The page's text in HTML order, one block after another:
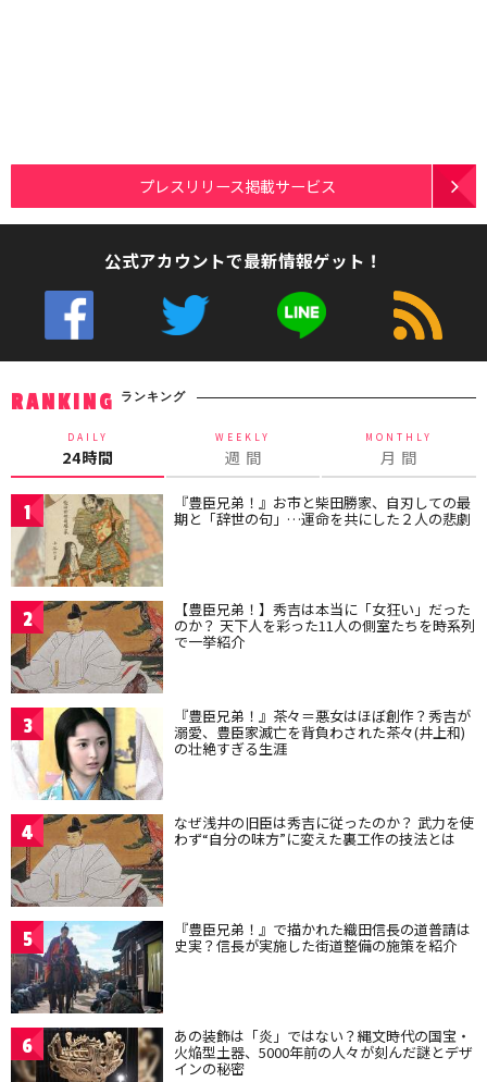
プレスリリース掲載サービス
公式アカウントで最新情報ゲット！
RANKING ランキング
DAILY
24時間
WEEKLY
週 間
MONTHLY
月 間
1 『豊臣兄弟！』お市と柴田勝家、自刃しての最
期と「辞世の句」…運命を共にした２人の悲劇
2 【豊臣兄弟！】秀吉は本当に「女狂い」だった
のか？ 天下人を彩った11人の側室たちを時系列
で一挙紹介
3 『豊臣兄弟！』茶々＝悪女はほぼ創作？秀吉が
溺愛、豊臣家滅亡を背負わされた茶々(井上和)
の壮絶すぎる生涯
4 なぜ浅井の旧臣は秀吉に従ったのか？ 武力を使
わず“自分の味方”に変えた裏工作の技法とは
5 『豊臣兄弟！』で描かれた織田信長の道普請は
史実？信長が実施した街道整備の施策を紹介
6 あの装飾は「炎」ではない？縄文時代の国宝・
火焔型土器、5000年前の人々が刻んだ謎とデザ
インの秘密